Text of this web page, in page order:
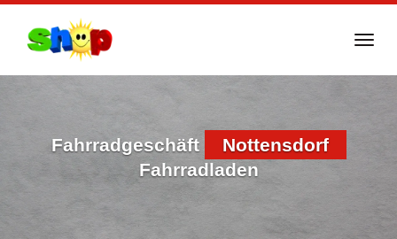
Fahrradgeschäft
Nottensdorf
Fahrradladen